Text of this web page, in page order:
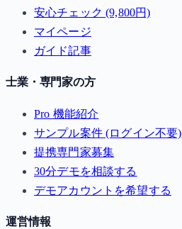
安心チェック (9,800円)
マイページ
ガイド記事
士業・専門家の方
Pro 機能紹介
サンプル案件 (ログイン不要)
提携専門家募集
30分デモを相談する
デモアカウントを希望する
運営情報